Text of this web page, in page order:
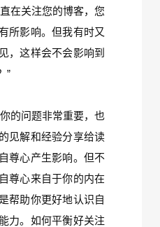
在关注您的博客，您
所影响。但我有时又
，这样会不会影响到
”
的问题非常重要，也
见解和经验分享给读
尊心产生影响。但不
尊心来自于你的内在
帮助你更好地认识自
力。如何平衡好关注